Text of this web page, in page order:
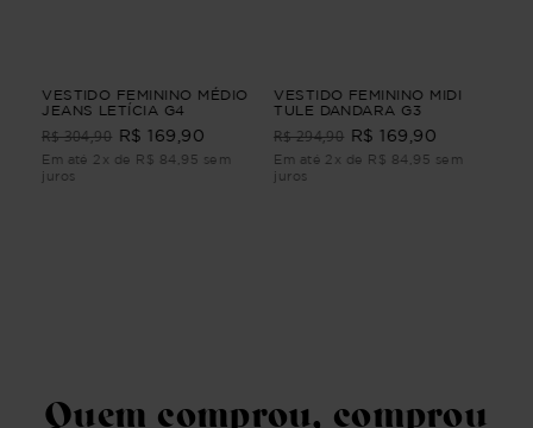
VESTIDO FEMININO MÉDIO
JEANS LETÍCIA G4
R$ 304,90 R$ 169,90
Em até 2x de R$ 84,95 sem
juros
VESTIDO FEMININO MIDI
TULE DANDARA G3
R$ 294,90 R$ 169,90
Em até 2x de R$ 84,95 sem
juros
Quem comprou, comprou